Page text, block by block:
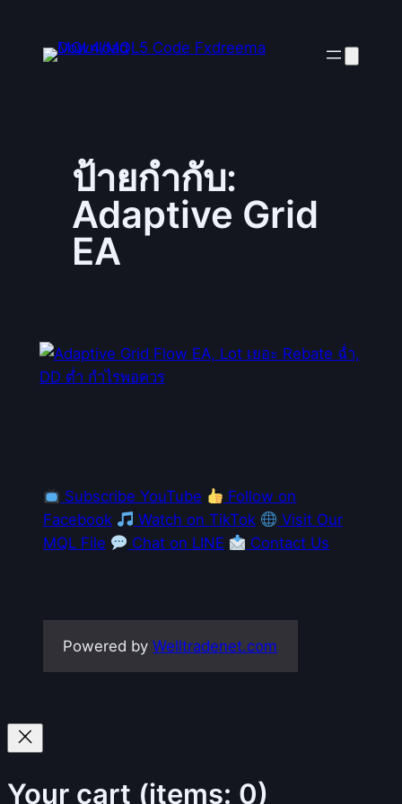
ป้ายกำกับ:
Adaptive Grid
EA
Subscribe YouTube
Follow on
Facebook
Watch on TikTok
Visit Our
MQL File
Chat on LINE Contact Us
Powered byWelltradenet.com
Your cart (items: 0)